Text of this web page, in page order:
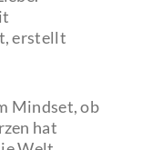
erstellt
Mindset, ob
hat